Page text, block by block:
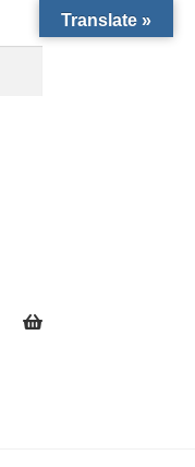
Translate »